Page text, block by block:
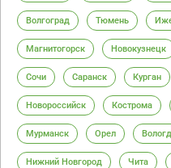
Волгоград Тюмень
Магнитогорск Новокузнецк
Сочи Саранск Курган
Новороссийск Кострома
Мурманск Орел
Нижний Новгород Чита